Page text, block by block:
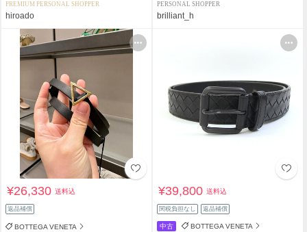
PREMIUM PERSONAL SHOPPER
hiroado
PERSONAL SHOPPER
brilliant_h
¥26,330送料込
返品補償
BOTTEGA VENETA
¥39,800送料込
関税負担なし 返品補償
中古 BOTTEGA VENETA